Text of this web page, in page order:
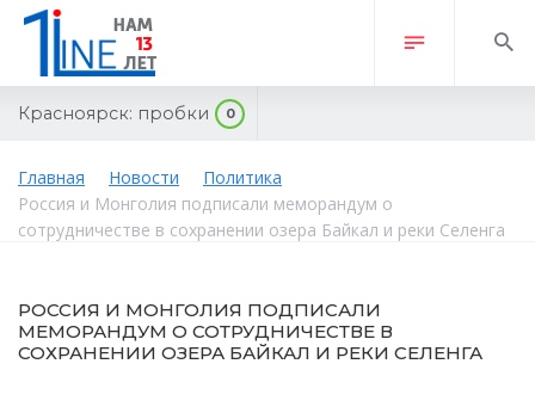
Красноярск: пробки 0
Главная Новости
Политика
Россия и Монголия подписали меморандум о
сотрудничестве в сохранении озера Байкал и реки Селенга
РОССИЯ И МОНГОЛИЯ ПОДПИСАЛИ
МЕМОРАНДУМ О СОТРУДНИЧЕСТВЕ В
СОХРАНЕНИИ ОЗЕРА БАЙКАЛ И РЕКИ СЕЛЕНГА